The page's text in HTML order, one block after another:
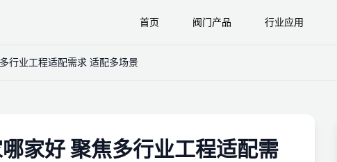
首页 阀门产品 行业应用
行业工程适配需求 适配多场景
家好 聚焦多行业工程适配需